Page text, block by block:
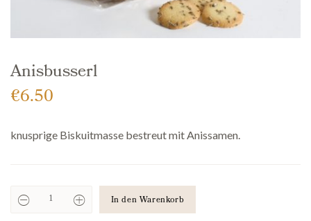
Anisbusserl
€6.50
knusprige Biskuitmasse bestreut mit Anissamen.
Anisbusserl In den Warenkorb